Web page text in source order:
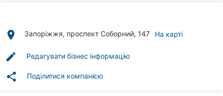
рубрики
place Запоріжжя, проспект Соборний, 147 На карті
edit Редагувати бізнес інформацію
share Поділитися компанією